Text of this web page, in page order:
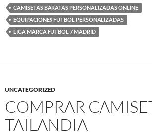
CAMISETAS BARATAS PERSONALIZADAS ONLINE
EQUIPACIONES FUTBOL PERSONALIZADAS
LIGA MARCA FUTBOL 7 MADRID
UNCATEGORIZED
COMPRAR
TAILANDIA